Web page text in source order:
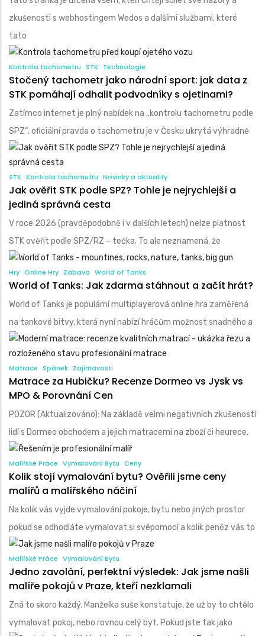
zkušenosti s webhostingem Wedos a dalšími službami, které
tato
Kontrola tachometru STK Technologie
Stočený tachometr jako národní sport: jak data z
STK pomáhají odhalit podvodníky s ojetinami?
Zatímco internet je plný nabídek na „kontrolu tachometru podle
SPZ“, oficiální pravda o tachometru je v Česku ukrytá výhradně
STK Kontrola tachometru Novinky a aktuality
Jak ověřit STK podle SPZ? Tohle je nejrychlejší a
jediná správná cesta
V roce 2026 (pravděpodobně i v dalších letech) nelze platnost
STK ověřit podle SPZ/RZ – tečka. To ale neznamená, že
Hry Online Hry Zábava World of Tanks
World of Tanks: Jak zdarma stáhnout a začít hrát?
World of Tanks je populární multiplayerová online hra zaměřená
na tankové bitvy, která nyní nabízí hráčům možnost snadného a
Matrace Spánek Zajímavosti
Matrace za Hubičku? Recenze Dormeo vs Jysk vs
MPO & Porovnání Cen
POZOR (Aktualizováno): Na základě velmi negativních zkušeností
lidí s Dormeo obchodem a jejich matracemi na zboží či heurece,
Malířské Práce Vymalování Bytu Ceny
Kolik stojí vymalování bytu? Ověřili jsme ceny
malířů a malířského náčiní
Na kolik vás vyjde vymalování pokoje, bytu nebo jiných prostor
pokud se odhodláte vymalovat si svépomocí a kolik peněz vás to
Malířské Práce Vymalování Bytu
Jedno zavolání, perfektní výsledek: Jak jsme našli
malíře pokojů v Praze, kteří nezklamali
Zná to skoro každý. Manželka suše konstatuje, že už by to chtělo
vymalovat pokoj, nebo rovnou celý byt. Pokud jste tak jako